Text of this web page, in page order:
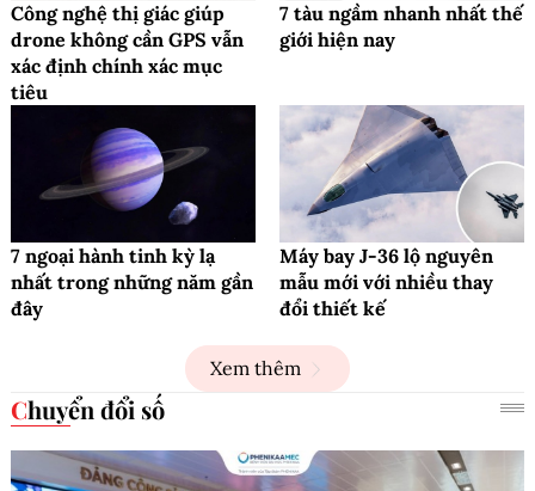
Công nghệ thị giác giúp
drone không cần GPS vẫn
xác định chính xác mục
tiêu
7 tàu ngầm nhanh nhất thế
giới hiện nay
7 ngoại hành tinh kỳ lạ
nhất trong những năm gần
đây
Máy bay J-36 lộ nguyên
mẫu mới với nhiều thay
đổi thiết kế
Xem thêm
Chuyển đổi số